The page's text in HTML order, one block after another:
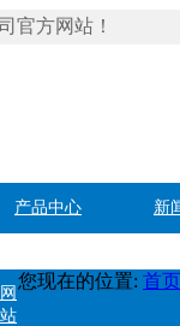
官方网站！
产品中心 新
您现在的位置: 首页
网
站